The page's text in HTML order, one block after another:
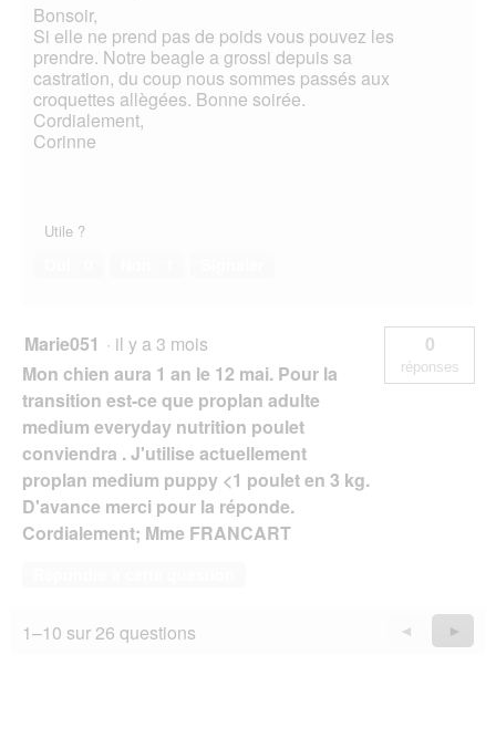
Bonsoir,
Si elle ne prend pas de poids vous pouvez les
prendre. Notre beagle a grossi depuis sa
castration, du coup nous sommes passés aux
croquettes allègées. Bonne soirée.
Cordialement,
Corinne
Utile ?
Marie051 · il y a 3 mois
Mon chien aura 1 an le 12 mai. Pour la
transition est-ce que proplan adulte
medium everyday nutrition poulet
conviendra . J'utilise actuellement
proplan medium puppy <1 poulet en 3 kg.
D'avance merci pour la réponde.
Cordialement; Mme FRANCART
0
réponses
1–10 sur 26 questions
Précédent
Questions
◄ ►